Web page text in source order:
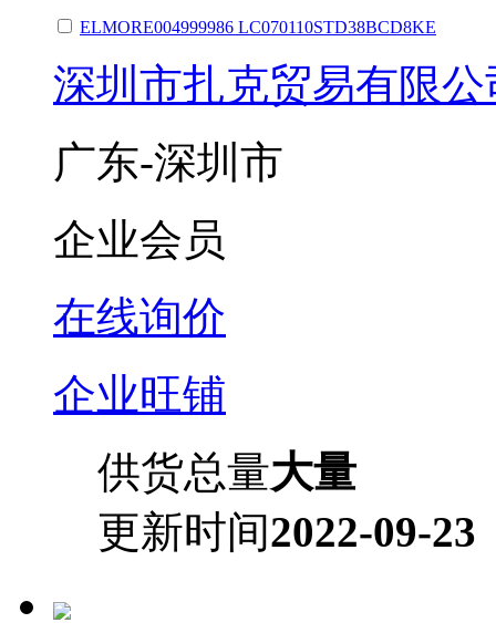
ELMORE004999986 LC070110STD38BCD8KE
深圳市扎克贸易有限公
广东-深圳市
企业会员
在线询价
企业旺铺
供货总量大量
更新时间2022-09-23